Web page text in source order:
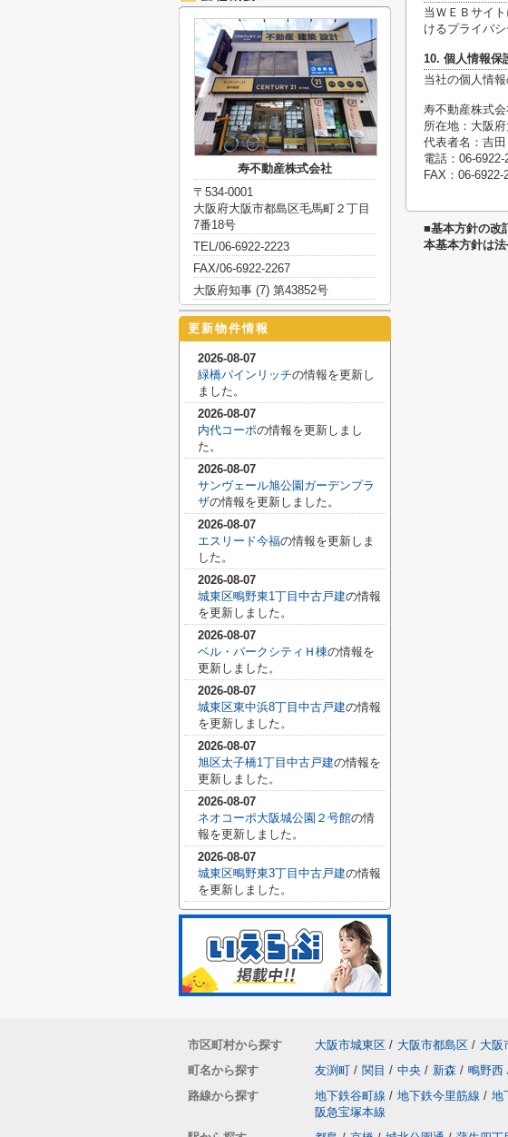
当ＷＥＢサイ
けるプライバ
10. 個人情報保
当社の個人情
寿不動産株式会
所在地：大阪
代表者名：吉
電話：06-6922-
FAX：06-6922-
■基本方針の改
本基本方針は
寿不動産株式会社
〒534-0001
大阪府大阪市都島区毛馬町２丁目
7番18号
TEL/06-6922-2223
FAX/06-6922-2267
大阪府知事 (7) 第43852号
更新物件情報
2026-08-07
緑橋パインリッチの情報を更新し
ました。
2026-08-07
内代コーポの情報を更新しまし
た。
2026-08-07
サンヴェール旭公園ガーデンプラ
ザの情報を更新しました。
2026-08-07
エスリード今福の情報を更新しま
した。
2026-08-07
城東区鴫野東1丁目中古戸建の情報
を更新しました。
2026-08-07
ベル・パークシティＨ棟の情報を
更新しました。
2026-08-07
城東区東中浜8丁目中古戸建の情報
を更新しました。
2026-08-07
旭区太子橋1丁目中古戸建の情報を
更新しました。
2026-08-07
ネオコーポ大阪城公園２号館の情
報を更新しました。
2026-08-07
城東区鴫野東3丁目中古戸建の情報
を更新しました。
市区町村から探す 大阪市城東区 / 大阪市都島区 / 大阪
町名から探す
友渕町 / 関目 / 中央 / 新森 / 鴫野西
路線から探す
地下鉄谷町線 / 地下鉄今里筋線 / 地
阪急宝塚本線